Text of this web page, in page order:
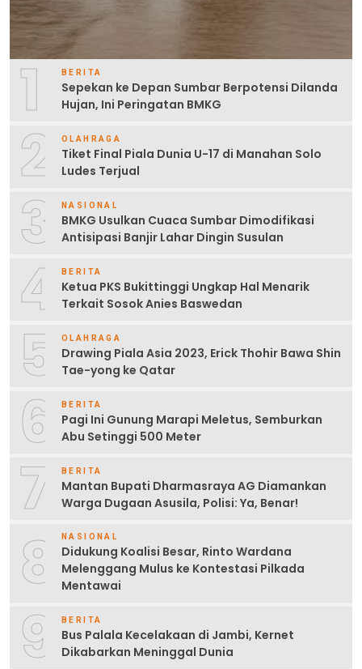
1 BERITA
Sepekan ke Depan Sumbar Berpotensi Dilanda
Hujan, Ini Peringatan BMKG
2 OLAHRAGA
Tiket Final Piala Dunia U-17 di Manahan Solo
Ludes Terjual
3 NASIONAL
BMKG Usulkan Cuaca Sumbar Dimodifikasi
Antisipasi Banjir Lahar Dingin Susulan
4 BERITA
Ketua PKS Bukittinggi Ungkap Hal Menarik
Terkait Sosok Anies Baswedan
5 OLAHRAGA
Drawing Piala Asia 2023, Erick Thohir Bawa Shin
Tae-yong ke Qatar
6 BERITA
Pagi Ini Gunung Marapi Meletus, Semburkan
Abu Setinggi 500 Meter
7 BERITA
Mantan Bupati Dharmasraya AG Diamankan
Warga Dugaan Asusila, Polisi: Ya, Benar!
8 NASIONAL
Didukung Koalisi Besar, Rinto Wardana
Melenggang Mulus ke Kontestasi Pilkada
Mentawai
9 BERITA
Bus Palala Kecelakaan di Jambi, Kernet
Dikabarkan Meninggal Dunia